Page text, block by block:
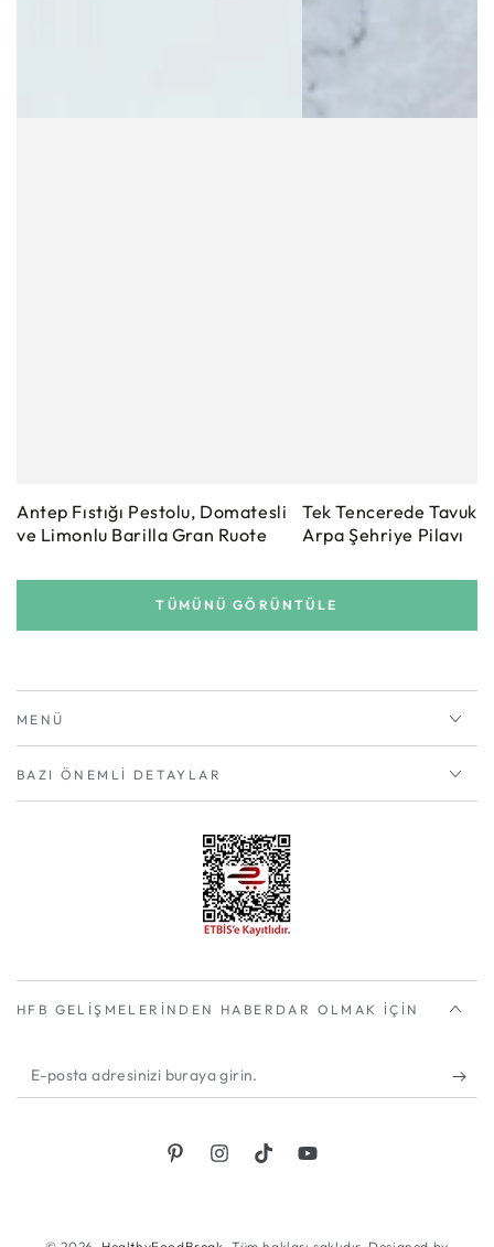
Antep Fıstığı Pestolu, Domatesli
ve Limonlu Barilla Gran Ruote
Tek Tencerede
Arpa Şehriye Pilavı
TÜMÜNÜ GÖRÜNTÜLE
MENÜ
BAZI ÖNEMLI DETAYLAR
HFB GELIŞMELERINDEN HABERDAR OLMAK IÇIN
E-
posta
PinterestInstagramTikTokYouTube